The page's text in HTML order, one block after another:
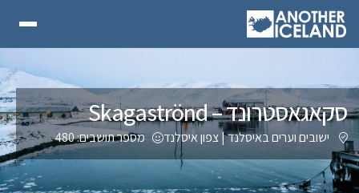
סקאגאסטרונד – Skagaströnd
ישובים וערים באיסלנד|צפון איסלנד מספר תושבים: 480